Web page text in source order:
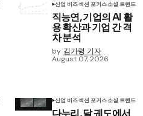
산업 비즈섹션 포커스소셜 트렌드
직능연, 기업의 AI 활
용 확산과 기업 간 격
차 분석
by 김가령 기자
August 07, 2026
산업 비즈섹션 포커스소셜 트렌드
다누리, 달 궤도에서